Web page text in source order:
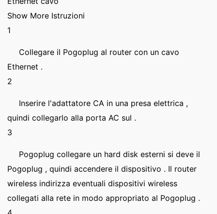
Show More Istruzioni
1
Collegare il Pogoplug al router con un cavo
Ethernet .
2
Inserire l'adattatore CA in una presa elettrica ,
quindi collegarlo alla porta AC sul .
3
Pogoplug collegare un hard disk esterni si deve il
Pogoplug , quindi accendere il dispositivo . Il router
wireless indirizza eventuali dispositivi wireless
collegati alla rete in modo appropriato al Pogoplug .